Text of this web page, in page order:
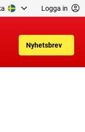
Logga in
Nyhetsbrev